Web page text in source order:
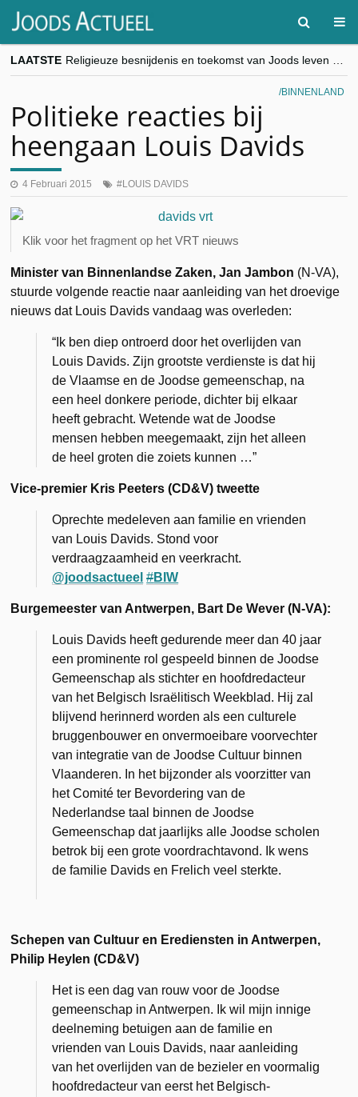
LAATSTE
“Besnijdenisdebat toont hoe moeilijk seculiere Westen minderheden begrijpt”, Jinnih Beels (Vooruit)
CITYTRIP | ROEMENIË – Boekarest: de verrassing van Oost-Europa
BINNENLAND
Politieke reacties bij
heengaan Louis Davids
4 Februari 2015 LOUIS DAVIDS
Klik voor het fragment op het VRT nieuws
Minister van Binnenlandse Zaken, Jan Jambon (N-VA),
stuurde volgende reactie naar aanleiding van het droevige
nieuws dat Louis Davids vandaag was overleden:
“Ik ben diep ontroerd door het overlijden van
Louis Davids. Zijn grootste verdienste is dat hij
de Vlaamse en de Joodse gemeenschap, na
een heel donkere periode, dichter bij elkaar
heeft gebracht. Wetende wat de Joodse
mensen hebben meegemaakt, zijn het alleen
de heel groten die zoiets kunnen …”
Vice-premier Kris Peeters (CD&V) tweette
Oprechte medeleven aan familie en vrienden
van Louis Davids. Stond voor
verdraagzaamheid en veerkracht.
@joodsactueel #BIW
Burgemeester van Antwerpen, Bart De Wever (N-VA):
Louis Davids heeft gedurende meer dan 40 jaar
een prominente rol gespeeld binnen de Joodse
Gemeenschap als stichter en hoofdredacteur
van het Belgisch Israëlitisch Weekblad. Hij zal
blijvend herinnerd worden als een culturele
bruggenbouwer en onvermoeibare voorvechter
van integratie van de Joodse Cultuur binnen
Vlaanderen. In het bijzonder als voorzitter van
het Comité ter Bevordering van de
Nederlandse taal binnen de Joodse
Gemeenschap dat jaarlijks alle Joodse scholen
betrok bij een grote voordrachtavond. Ik wens
de familie Davids en Frelich veel sterkte.
Schepen van Cultuur en Erediensten in Antwerpen,
Philip Heylen (CD&V)
Het is een dag van rouw voor de Joodse
gemeenschap in Antwerpen. Ik wil mijn innige
deelneming betuigen aan de familie en
vrienden van Louis Davids, naar aanleiding
van het overlijden van de bezieler en voormalig
hoofdredacteur van eerst het Belgisch-